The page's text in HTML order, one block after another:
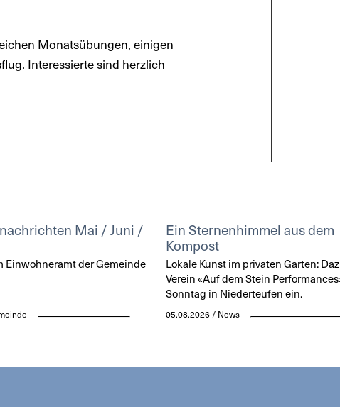
Monatsübungen, einigen
Interessierte sind herzlich
Mai / Juni /
Einwohneramt der Gemeinde
Ein Sternenhimmel aus dem
Kompost
Lokale Kunst im privaten Garten:
Verein «Auf dem Stein
Sonntag in Niederteufen ein.
05.08.2026 / News